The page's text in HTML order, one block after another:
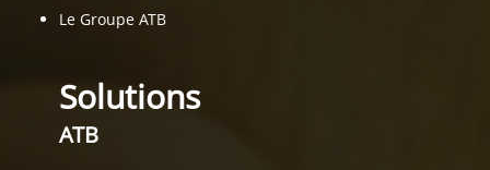
Le Groupe ATB
Solutions
ATB